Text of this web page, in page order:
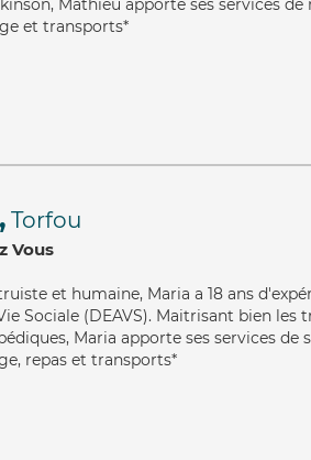
Mathieu apporte ses services
et transports*
Torfou
Vous
et humaine, Maria a 18 ans
Sociale (DEAVS). Maitrisant bien
Maria apporte ses services de
repas et transports*